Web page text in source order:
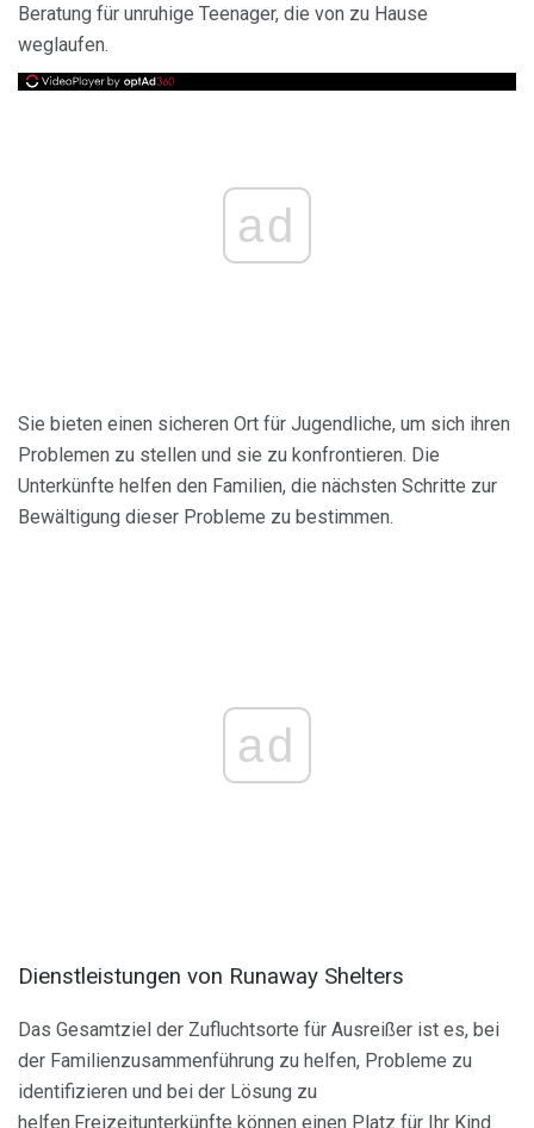
Beratung für unruhige Teenager, die von zu Hause
weglaufen.
ad
Sie bieten einen sicheren Ort für Jugendliche, um sich ihren
Problemen zu stellen und sie zu konfrontieren. Die
Unterkünfte helfen den Familien, die nächsten Schritte zur
Bewältigung dieser Probleme zu bestimmen.
ad
Dienstleistungen von Runaway Shelters
Das Gesamtziel der Zufluchtsorte für Ausreißer ist es, bei
der Familienzusammenführung zu helfen, Probleme zu
identifizieren und bei der Lösung zu
helfen.Freizeitunterkünfte können einen Platz für Ihr Kind